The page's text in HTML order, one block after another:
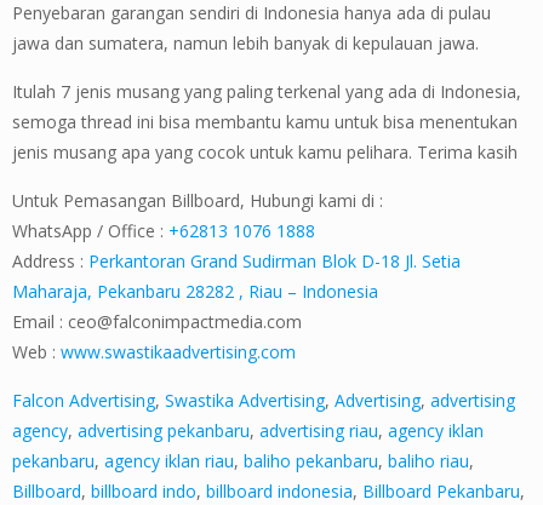
Penyebaran garangan sendiri di Indonesia hanya ada di pulau
jawa dan sumatera, namun lebih banyak di kepulauan jawa.
Itulah 7 jenis musang yang paling terkenal yang ada di Indonesia,
semoga thread ini bisa membantu kamu untuk bisa menentukan
jenis musang apa yang cocok untuk kamu pelihara. Terima kasih
Untuk Pemasangan Billboard, Hubungi kami di :
WhatsApp / Office : +62813 1076 1888
Address : Perkantoran Grand Sudirman Blok D-18 Jl. Setia
Maharaja, Pekanbaru 28282 , Riau – Indonesia
Email : ceo@falconimpactmedia.com
Web : www.swastikaadvertising.com
Falcon Advertising, Swastika Advertising, Advertising, advertising
agency, advertising pekanbaru, advertising riau, agency iklan
pekanbaru, agency iklan riau, baliho pekanbaru, baliho riau,
Billboard, billboard indo, billboard indonesia, Billboard Pekanbaru,